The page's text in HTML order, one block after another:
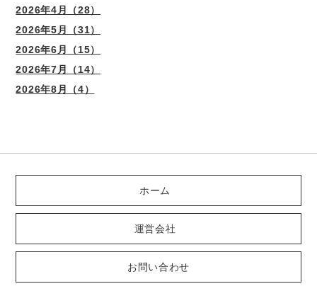
2026年4月（28）
2026年5月（31）
2026年6月（15）
2026年7月（14）
2026年8月（4）
ホーム
運営会社
お問い合わせ